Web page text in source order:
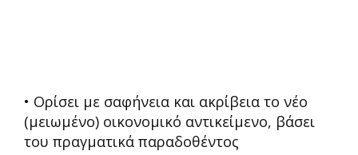
• Ορίσει με σαφήνεια και ακρίβεια το νέο
(μειωμένο) οικονομικό αντικείμενο, βάσει
του πραγματικά παραδοθέντος